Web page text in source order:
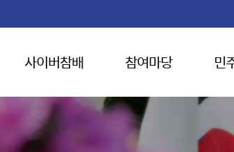
사이버참배 참여마당 민